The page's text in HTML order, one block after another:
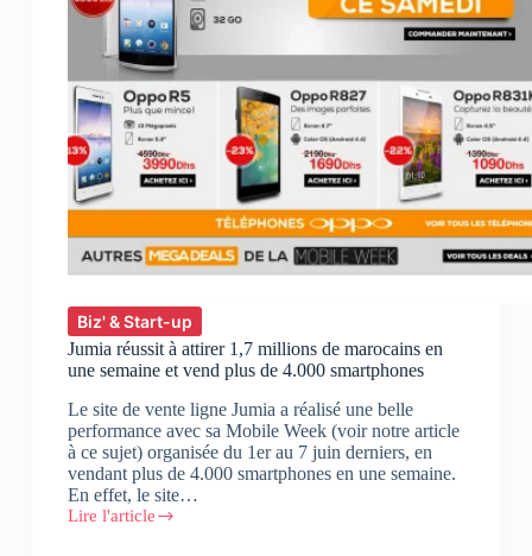
Biz' & Start-up
Jumia réussit à attirer 1,7 millions de marocains en
une semaine et vend plus de 4.000 smartphones
Le site de vente ligne Jumia a réalisé une belle
performance avec sa Mobile Week (voir notre article
à ce sujet) organisée du 1er au 7 juin derniers, en
vendant plus de 4.000 smartphones en une semaine.
En effet, le site…
Lire l'article
Jumia